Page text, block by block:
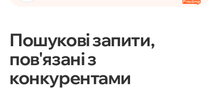
Пошукові запити,
пов'язані з
конкурентами